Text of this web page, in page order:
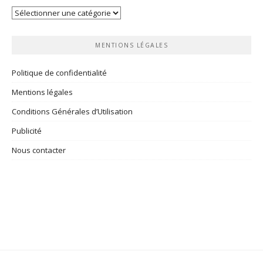
Vos
MENTIONS LÉGALES
Politique de confidentialité
Mentions légales
Conditions Générales d’Utilisation
Publicité
Nous contacter